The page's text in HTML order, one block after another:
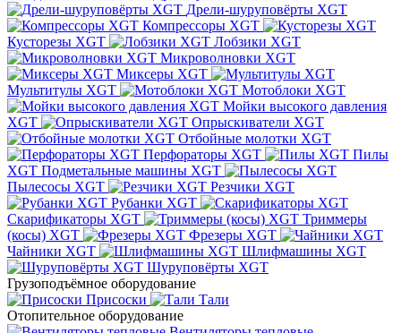
Дрели-шуруповёрты XGT
Компрессоры XGT
Кусторезы XGT
Лобзики XGT
Микроволновки XGT
Миксеры XGT
Мультитулы XGT
Мотоблоки XGT
Мойки высокого давления
XGT
Опрыскиватели XGT
Отбойные молотки XGT
Перфораторы XGT
Пилы
XGT Подметальные машины XGT
Пылесосы XGT
Резчики XGT
Рубанки XGT
Скарификаторы XGT
Триммеры
(косы) XGT
Фрезеры XGT
Чайники XGT
Шлифмашины XGT
Шуруповёрты XGT
Грузоподъёмное оборудование
Присоски
Тали
Отопительное оборудование